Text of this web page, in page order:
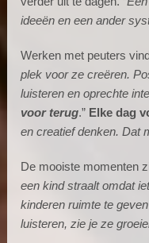
ideeën en een ander
Werken met peuters
plek voor ze creëren.
luisteren en oprechte
voor terug.” Elke dag
en creatief denken. Dat
De mooiste momenten
een kind straalt omdat
kinderen ruimte te
luisteren, zie je ze